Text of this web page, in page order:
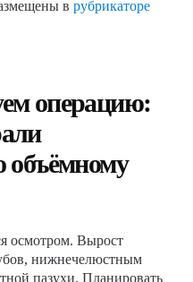
в рубрикаторе
операцию:
объёмному
осмотром. Вырост
нижнечелюстным
пазухи. Планировать